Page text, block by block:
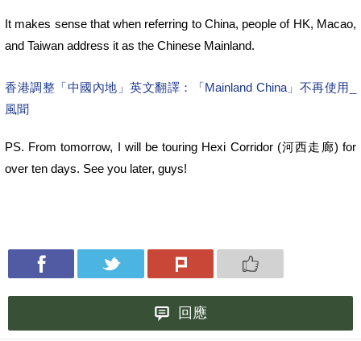
It makes sense that when referring to China, people of HK, Macao,
and Taiwan address it as the Chinese Mainland.
香港調整「中國內地」英文翻譯：「Mainland China」不再使用_
風聞
PS. From tomorrow, I will be touring Hexi Corridor (河西走廊) for
over ten days. See you later, guys!
回應